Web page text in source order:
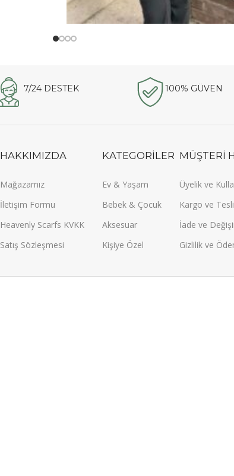
7/24 DESTEK 100% GÜVEN
HAKKIMIZDA
Mağazamız
İletişim Formu
Heavenly Scarfs KVKK
Satış Sözleşmesi
KATEGORİLER
Ev & Yaşam
Bebek & Çocuk
Aksesuar
Kişiye Özel
MÜŞTERİ
Üyelik ve
Kargo ve
İade ve
Gizlilik ve